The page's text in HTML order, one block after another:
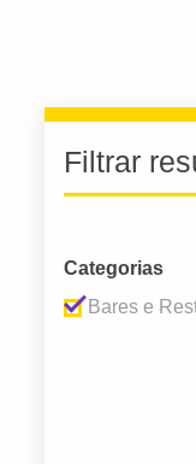
Filtrar
Categorias
Bares e